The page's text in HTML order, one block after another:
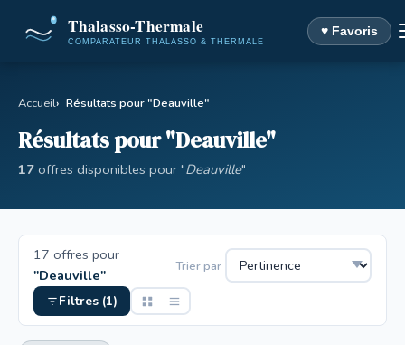
♥ Favoris
Accueil Résultats pour "Deauville"
Résultats pour "Deauville"
17 offres disponibles pour "Deauville"
17 offres pour
"Deauville"
Trier par
Filtres (1)